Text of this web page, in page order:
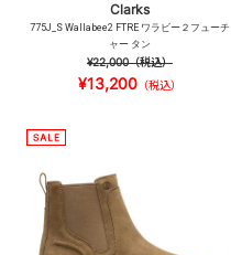
Clarks
775J_S Wallabee2 FTRE ワラビー２フューチ
ャー タン
¥22,000（税込）
¥13,200 （税込）